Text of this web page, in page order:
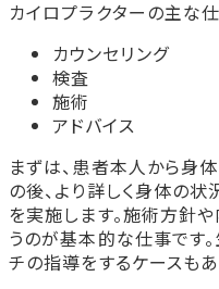
カイロプラクターの主な
カウンセリング
検査
施術
アドバイス
まずは、患者本人から身
の後、より詳しく身体の
を実施します。施術方針
うのが基本的な仕事です
チの指導をするケースもあ